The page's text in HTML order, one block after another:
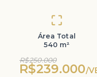
Área Total
540 m²
R$250.000
R$239.000/